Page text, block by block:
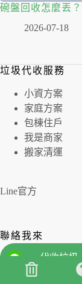
碗盤回收怎麼丟
2026-07-18
垃圾代收服務
⼩資⽅案
家庭⽅案
包棟住戶
我是商家
搬家清運
Line官方
聯絡我來
代收垃圾